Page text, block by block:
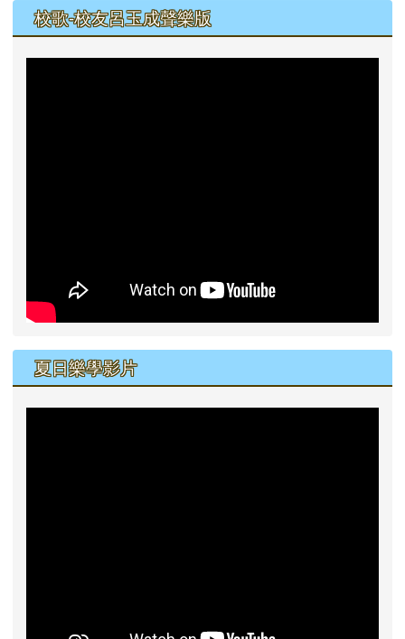
校歌-校友呂玉成聲樂版
夏日樂學影片